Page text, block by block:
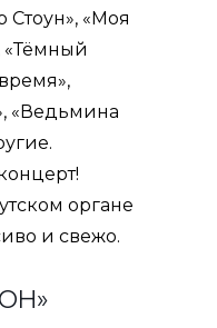
Стоун», «Моя
«Тёмный
«Ведьмина
органе
и свежо.